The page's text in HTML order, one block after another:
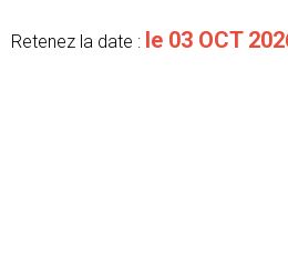
Retenez la date : le 03 OCT